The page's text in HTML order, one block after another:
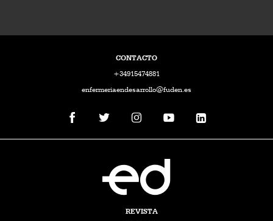
CONTACTO
+34915474881
enfermeriaendesarrollo@fuden.es
REVISTA